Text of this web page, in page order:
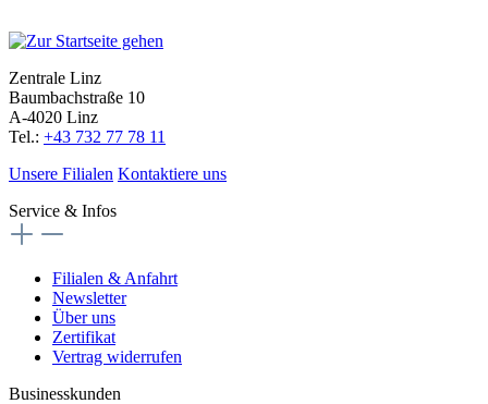
Zentrale Linz
Baumbachstraße 10
A-4020 Linz
Tel.: +43 732 77 78 11
Unsere Filialen Kontaktiere uns
Service & Infos
Filialen & Anfahrt
Newsletter
Über uns
Zertifikat
Vertrag widerrufen
Businesskunden